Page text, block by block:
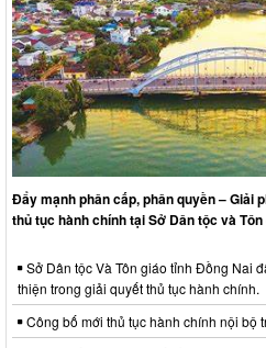
Đẩy mạnh phân cấp, phân quyền – Giải
thủ tục hành chính tại Sở Dân tộc và
Sở Dân tộc Và Tôn giáo tỉnh Đồng Nai
thiện trong giải quyết thủ tục hành chính.
Công bố mới thủ tục hành chính nội bộ